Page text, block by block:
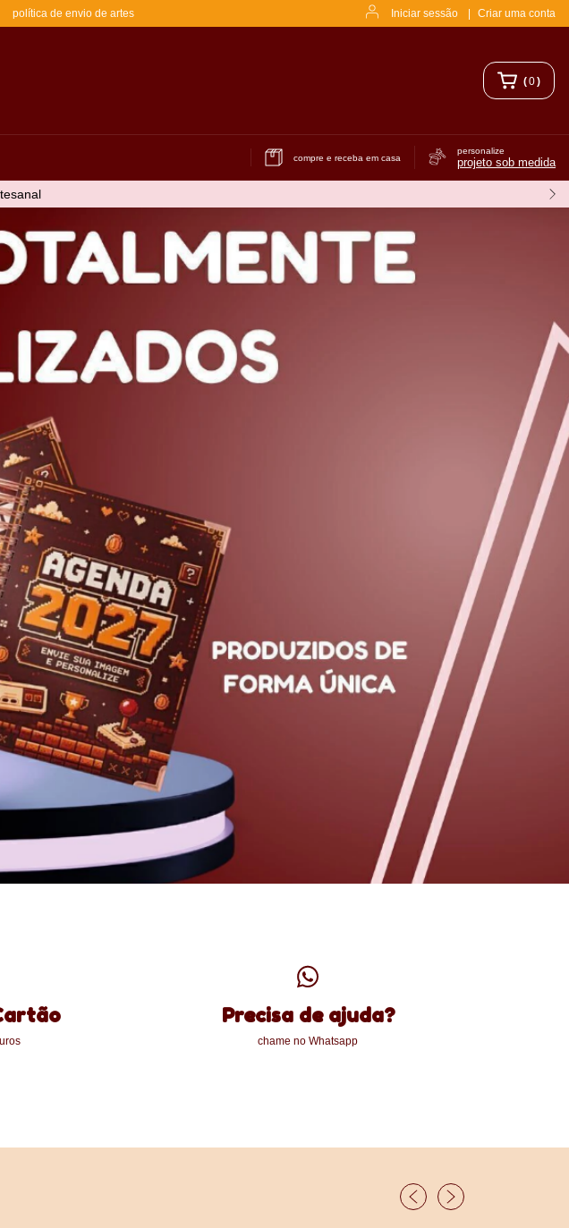
política de envio de artes Iniciar sessão Criar uma conta
(0)
compre e receba em casa
personalize
projeto sob medida
Precisa de ajuda?
chame no Whatsapp